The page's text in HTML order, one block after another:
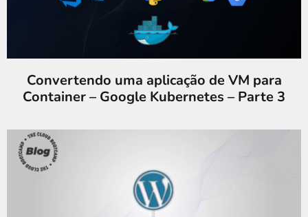
Convertendo uma aplicação de VM para
Container – Google Kubernetes – Parte 3